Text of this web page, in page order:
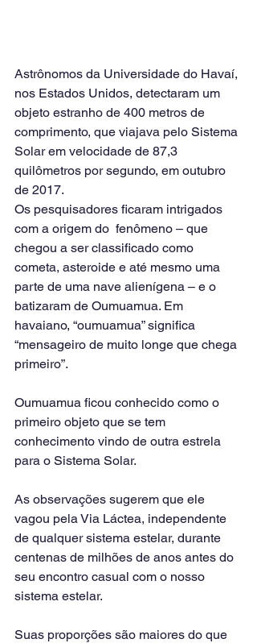
Astrônomos da Universidade do Havaí,
nos Estados Unidos, detectaram um
objeto estranho de 400 metros de
comprimento, que viajava pelo Sistema
Solar em velocidade de 87,3
quilômetros por segundo, em outubro
de 2017.
Os pesquisadores ficaram intrigados
com a origem do  fenômeno – que
chegou a ser classificado como
cometa, asteroide e até mesmo uma
parte de uma nave alienígena – e o
batizaram de Oumuamua. Em
havaiano, “oumuamua” significa
“mensageiro de muito longe que chega
primeiro”.
Oumuamua ficou conhecido como o
primeiro objeto que se tem
conhecimento vindo de outra estrela
para o Sistema Solar.
As observações sugerem que ele
vagou pela Via Láctea, independente
de qualquer sistema estelar, durante
centenas de milhões de anos antes do
seu encontro casual com o nosso
sistema estelar.
Suas proporções são maiores do que